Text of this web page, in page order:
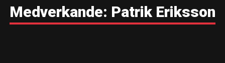
Medverkande: Patrik Eriksson